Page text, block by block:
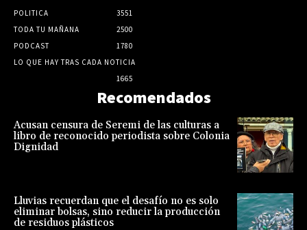
POLITICA
3551
TODA TU MAÑANA
2500
PODCAST
1780
LO QUE HAY TRAS CADA NOTICIA
1665
Recomendados
Acusan censura de Seremi de las culturas a
libro de reconocido periodista sobre Colonia
Dignidad
Lluvias recuerdan que el desafío no es solo
eliminar bolsas, sino reducir la producción
de residuos plásticos